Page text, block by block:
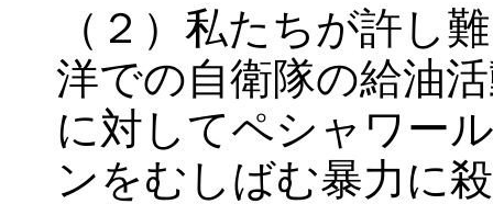
（２）私たちが許し
洋での自衛隊の給油
に対してペシャワー
ンをむしばむ暴力に